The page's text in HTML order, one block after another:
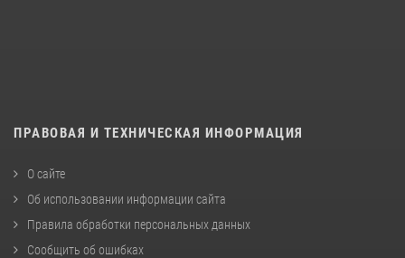
ПРАВОВАЯ И ТЕХНИЧЕСКАЯ ИНФОРМАЦИЯ
О сайте
Об использовании информации сайта
Правила обработки персональных данных
Сообщить об ошибках